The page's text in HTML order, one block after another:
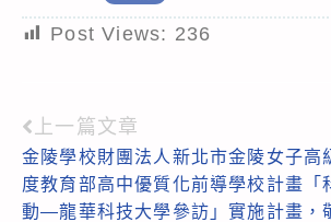
Post Views: 236
Read
more
articles
上一篇文章
金陵學校財團法人新北市金陵女子高
度教育部高中優質化前導學校計畫「
動—龍華科技大學參訪」實施計畫，